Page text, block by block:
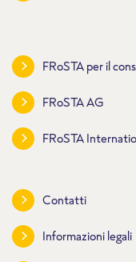
FRoSTA per il
FRoSTA AG
FRoSTA
Contatti
Informazioni legali